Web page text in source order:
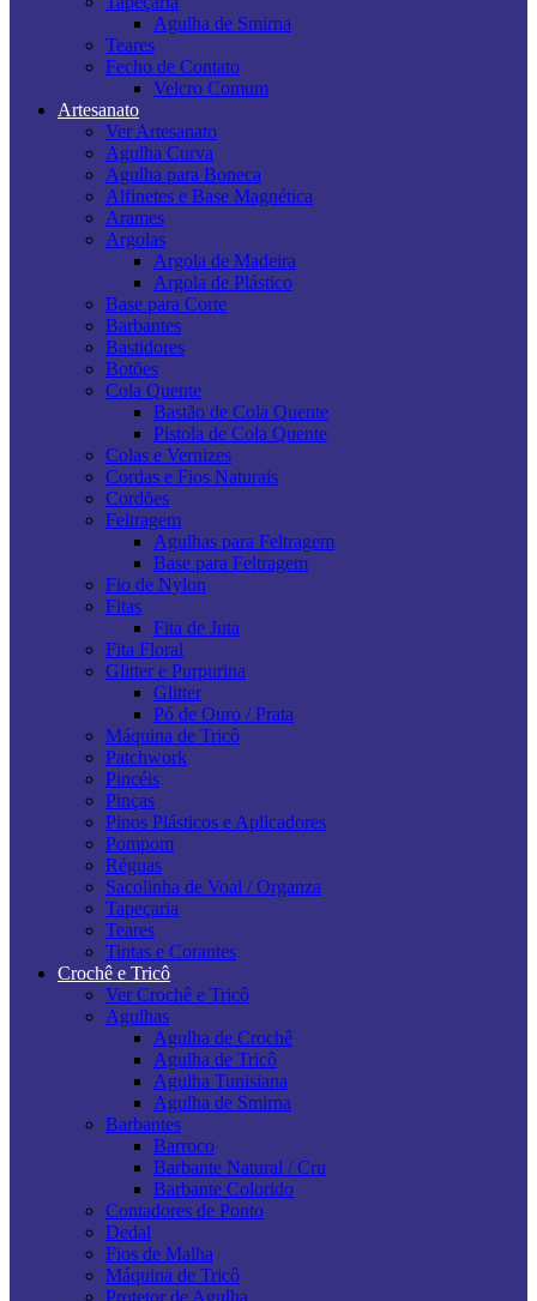
Agulha de Smirna
Teares
Fecho de Contato
Velcro Comum
Artesanato
Ver Artesanato
Agulha Curva
Agulha para Boneca
Alfinetes e Base Magnética
Arames
Argolas
Argola de Madeira
Argola de Plástico
Base para Corte
Barbantes
Bastidores
Botões
Cola Quente
Bastão de Cola Quente
Pistola de Cola Quente
Colas e Vernizes
Cordas e Fios Naturais
Cordões
Feltragem
Agulhas para Feltragem
Base para Feltragem
Fio de Nylon
Fitas
Fita de Juta
Fita Floral
Glitter e Purpurina
Glitter
Pó de Ouro / Prata
Máquina de Tricô
Patchwork
Pincéis
Pinças
Pinos Plásticos e Aplicadores
Pompom
Réguas
Sacolinha de Voal / Organza
Tapeçaria
Teares
Tintas e Corantes
Crochê e Tricô
Ver Crochê e Tricô
Agulhas
Agulha de Crochê
Agulha de Tricô
Agulha Tunisiana
Agulha de Smirna
Barbantes
Barroco
Barbante Natural / Cru
Barbante Colorido
Contadores de Ponto
Dedal
Fios de Malha
Máquina de Tricô
Protetor de Agulha